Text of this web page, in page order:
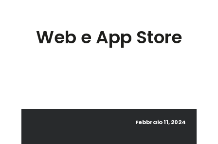
Web e App Store
Febbraio 11, 2024